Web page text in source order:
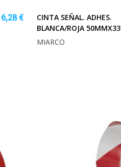
6,28 €
CINTA SEÑAL. ADHES.
BLANCA/ROJA 50MMX33
MIARCO